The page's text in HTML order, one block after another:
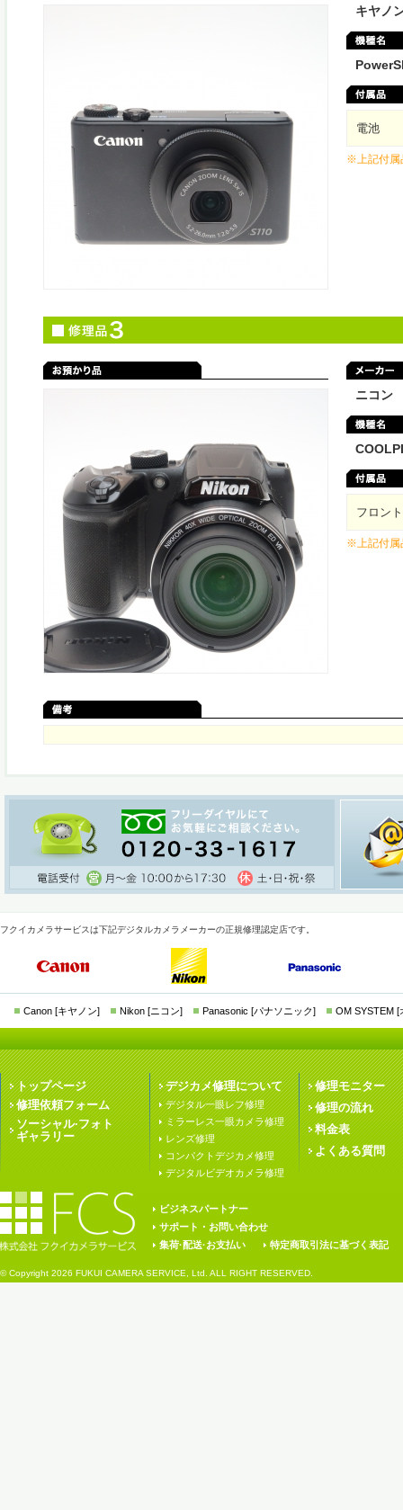
キヤノ
電池
※上記付属
ニコン
フロン
※上記付属
フクイカメラサービスは下記デジタルカメラメーカーの正規修理認定店です。
Canon [キヤノン] Nikon [ニコン] Panasonic [パナソニック] OM SYSTEM [
トップページ
修理依頼フォーム
ソーシャル·フォト
ギャラリー
デジカメ修理について
デジタル一眼レフ修理
ミラーレス一眼カメラ修理
レンズ修理
コンパクトデジカメ修理
デジタルビデオカメラ修理
修理モニター
修理の流れ
料金表
よくある質問
ビジネスパートナー
サポート・お問い合わせ
集荷·配送·お支払い
特定商取引法に基づく表記
© Copyright 2026 FUKUI CAMERA SERVICE, Ltd. ALL RIGHT RESERVED.